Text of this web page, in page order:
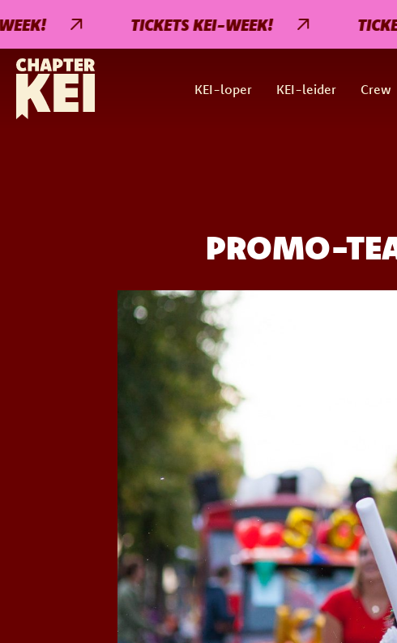
TICKETS KEI-WEEK! TICKETS
KEI-loper KEI-leider Crew
PROMO-